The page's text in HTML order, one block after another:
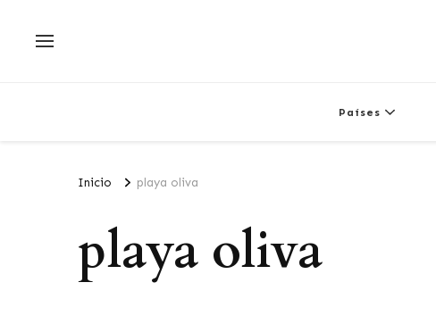
Países
Inicio playa oliva
playa oliva